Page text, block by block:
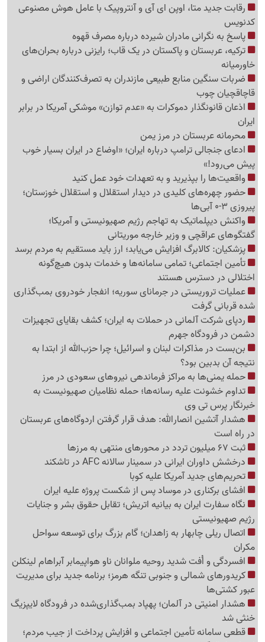
رقابت جدید متا، اوپن ای آی و آنتروپیک با عامل هوش مصنوعی
کدنویس
پاسخ به نگرانی مادران شیرده درباره مصرف قهوه
ترکیه، عربستان و پاکستان در یک قاب؛ رایزنی درباره بحران‌های
خاورمیانه
ضربات سنگین منابع طبیعی مازندران به تصرف‌کنندگان اراضی و
قاچاقچیان چوب
اذعان قانونگذار دموکرات به «عدم توازن» موشکی آمریکا در برابر
ایران
محرمانه عربستان در مرز یمن
ادعای جنجالی ترامپ درباره ایران؛ «اوضاع در ایران بسیار خوب
پیش می‌رود!»
واقعیت‌ها را بپذیرید و به تعهدات خود عمل کنید
حضور چهره‌های کلیدی در دیدار استقلال و استقلال خوزستان؛
پیروزی 3-0 آبی‌ها
واکنش دیپلماتیک به تهاجم رژیم صهیونیستی و آمریکا؛
گفتگوهای عراقچی و وزیر خارجه موریتانی
پزشکیان: کالابرگ افزایش می‌یابد؛ ارز باید مستقیم به مردم برسد
تأمین اجتماعی؛ تمامی سامانه‌ها و خدمات بدون هیچ‌گونه
اختلالی در دسترس هستند
عملیات تروریستی در جرمانای سوریه؛ انفجار خودروی بمب‌گذاری
شده قربانی گرفت
ردپای شرکت آلمانی در حملات به ایران؛ کشف بقایای تجهیزات
دشمن در فرودگاه جهرم
بن‌بست در مذاکرات لبنان و اسرائیل؛ چرا حزب‌الله از ابتدا به
نتیجه آن بدبین بود؟
حمله یمنی‌ها به مراکز فرماندهی نیروهای سعودی در مرز
تداوم خشونت علیه رسانه‌ها؛ حمله نظامیان صهیونیست به
خبرنگار پرس تی وی
هشدار آتشین انصارالله: هدف قرار گرفتن اردوگاه‌های عربستان
در راه است
ثبت 67 میلیون تردد در محورهای منتهی به مرزها
درخشش داوران ایرانی در سمینار سالانه AFC در تاشکند
تحریم‌های جدید آمریکا علیه کوبا
افشای برکناری در موساد پس از شکست پروژه علیه ایران
نگاه سفارت ایران به بیانیه اتریش؛ تقابل حقوق بشر و جنایات
رژیم صهیونیستی
اتصال ریلی چابهار به زاهدان؛ گام بزرگ برای توسعه سواحل
مکران
افسردگی و اُفت شدید روحیه ملوانان ناو هواپیمابر آبراهام لینکلن
کریدورهای شمالی و جنوبی تنگه هرمز؛ برنامه جدید برای مدیریت
عبور کشتی‌ها
هشدار امنیتی در آلمان؛ پهپاد بمب‌گذاری‌شده در فرودگاه لایپزیگ
خنثی شد
قطعی سامانه تأمین اجتماعی و افزایش پرداخت از جیب مردم؛